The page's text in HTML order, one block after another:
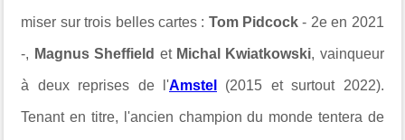
miser sur trois belles cartes : Tom Pidcock - 2e en 2021
-, Magnus Sheffield et Michal Kwiatkowski, vainqueur
à deux reprises de l'Amstel (2015 et surtout 2022).
Tenant en titre, l'ancien champion du monde tentera de